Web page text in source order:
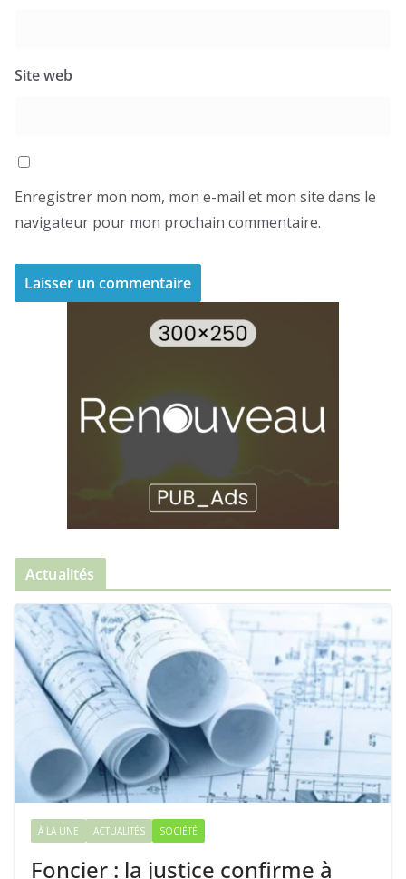
Site web
Enregistrer mon nom, mon e-mail et mon site dans le
navigateur pour mon prochain commentaire.
Actualités
À LA UNE ACTUALITÉS SOCIÉTÉ
Foncier : la justice confirme à